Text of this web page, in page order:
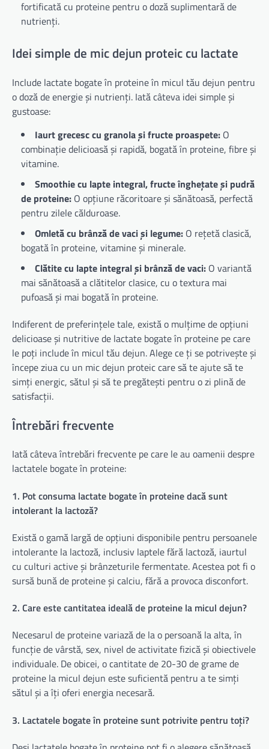
fortificată cu proteine pentru o doză suplimentară de
nutrienți.
Idei simple de mic dejun proteic cu lactate
Include lactate bogate în proteine în micul tău dejun pentru
o doză de energie și nutrienți. Iată câteva idei simple și
gustoase:
Iaurt grecesc cu granola și fructe proaspete: O
combinație delicioasă și rapidă, bogată în proteine, fibre și
vitamine.
Smoothie cu lapte integral, fructe înghețate și pudră
de proteine: O opțiune răcoritoare și sănătoasă, perfectă
pentru zilele călduroase.
Omletă cu brânză de vaci și legume: O rețetă clasică,
bogată în proteine, vitamine și minerale.
Clătite cu lapte integral și brânză de vaci: O variantă
mai sănătoasă a clătitelor clasice, cu o textura mai
pufoasă și mai bogată în proteine.
Indiferent de preferințele tale, există o mulțime de opțiuni
delicioase și nutritive de lactate bogate în proteine pe care
le poți include în micul tău dejun. Alege ce ți se potrivește și
începe ziua cu un mic dejun proteic care să te ajute să te
simți energic, sătul și să te pregătești pentru o zi plină de
satisfacții.
Întrebări frecvente
Iată câteva întrebări frecvente pe care le au oamenii despre
lactatele bogate în proteine:
1. Pot consuma lactate bogate în proteine dacă sunt
intolerant la lactoză?
Există o gamă largă de opțiuni disponibile pentru persoanele
intolerante la lactoză, inclusiv laptele fără lactoză, iaurtul
cu culturi active și brânzeturile fermentate. Acestea pot fi o
sursă bună de proteine și calciu, fără a provoca disconfort.
2. Care este cantitatea ideală de proteine la micul dejun?
Necesarul de proteine variază de la o persoană la alta, în
funcție de vârstă, sex, nivel de activitate fizică și obiectivele
individuale. De obicei, o cantitate de 20-30 de grame de
proteine la micul dejun este suficientă pentru a te simți
sătul și a îți oferi energia necesară.
3. Lactatele bogate în proteine sunt potrivite pentru toți?